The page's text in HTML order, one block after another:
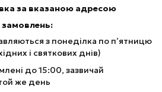
за вказаною адресою
замовлень:
з понеділка по п’ятницю
і святкових днів)
до 15:00, зазвичай
же день